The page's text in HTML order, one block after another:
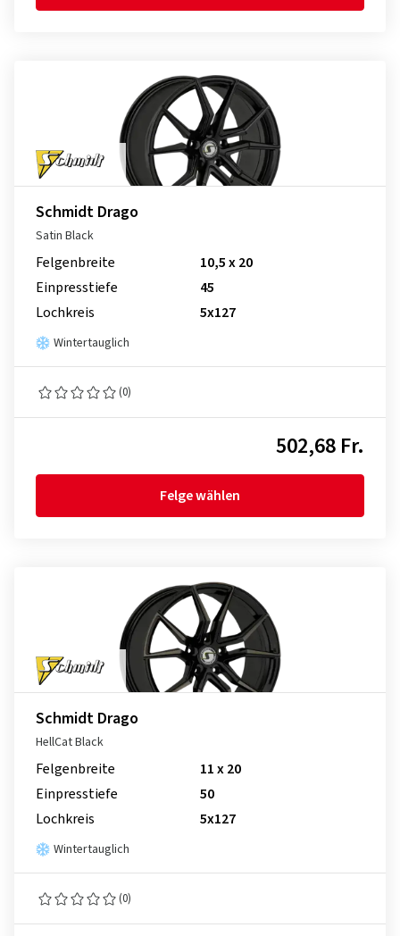
Schmidt Drago
Satin Black
Felgenbreite
10,5 x 20
Einpresstiefe
45
Lochkreis
5x127
Wintertauglich
(0)
502,68 Fr.
Felge wählen
Schmidt Drago
HellCat Black
Felgenbreite
11 x 20
Einpresstiefe
50
Lochkreis
5x127
Wintertauglich
(0)